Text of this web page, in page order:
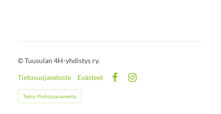
©Tuusulan 4H-yhdistys ry.
Tietosuojaseloste
Evästeet
Tehty Yhdistysavaimella